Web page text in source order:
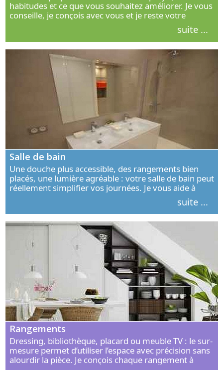
habitudes et ce que vous souhaitez améliorer. Je vous
conseille, je conçois avec vous et je reste votre
interlocuteur principal. Découvrez ma façon de vous
suite ...
Salle de bain
Une douche plus accessible, des rangements bien
placés, une lumière agréable : votre salle de bain peut
réellement simplifier vos journées. Je vous aide à
concevoir un espace élégant, confortable et adapté à
suite ...
Rangements
Dressing, bibliothèque, placard ou meuble TV : le sur-
mesure permet d’utiliser l’espace avec précision sans
alourdir la pièce. Je conçois chaque rangement à